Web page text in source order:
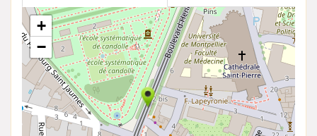
+
−